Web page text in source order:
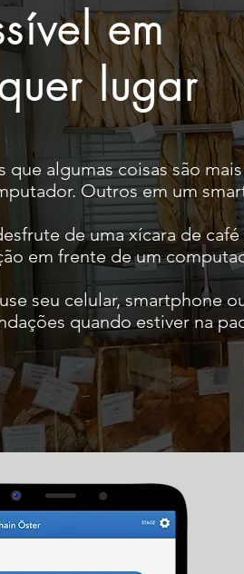
em
lugar
que algumas coisas são
Outros em um
de uma xícara de
em frente de um
seu celular, smartphone
quando estiver na